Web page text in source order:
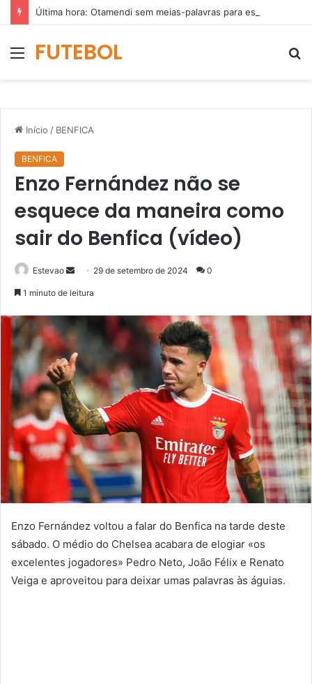
MenuFUTEBOL
Início / BENFICA
BENFICA
Enzo Fernández não se
esquece da maneira como
sair do Benfica (vídeo)
Estevao
Mande29 de setembro de 2024 0
1 minuto de leitura
Enzo Fernández voltou a falar do Benfica na tarde deste
sábado. O médio do Chelsea acabara de elogiar «os
excelentes jogadores» Pedro Neto, João Félix e Renato
Veiga e aproveitou para deixar umas palavras às águias.